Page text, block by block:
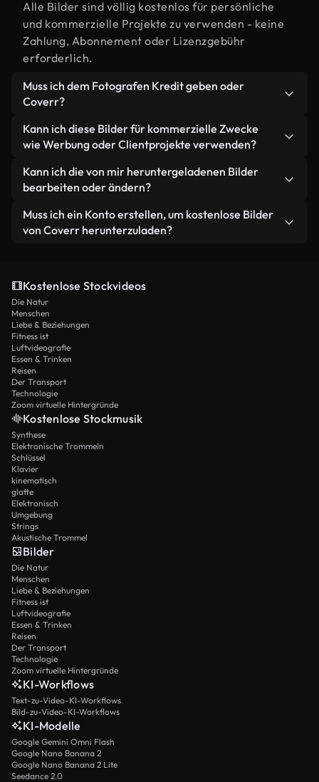
Alle Bilder sind völlig kostenlos für persönliche
und kommerzielle Projekte zu verwenden - keine
Zahlung, Abonnement oder Lizenzgebühr
erforderlich.
Muss ich dem Fotografen Kredit geben oder
Coverr?
Zuweisung ist nicht erforderlich, aber wir schätzen
es immer, wenn Sie sich für den Schöpfer oder
Kann ich diese Bilder für kommerzielle Zwecke
wie Werbung oder Clientprojekte verwenden?
Unsere kostenlosen Stock-Bilder sind für den
kommerziellen Gebrauch freigegeben, so dass Sie
Media-Posts und mehr aufnehmen können.
Kann ich die von mir heruntergeladenen Bilder
bearbeiten oder ändern?
Ja, Sie können Bilder zuschneiden, filtern, Text
hinzufügen oder anderweitig bearbeiten, um zu
Muss ich ein Konto erstellen, um kostenlose Bilder
von Coverr herunterzuladen?
Kostenlose Stockvideos
Die Natur
Menschen
Liebe & Beziehungen
Fitness ist
Luftvideografie
Essen & Trinken
Reisen
Der Transport
Technologie
Zoom virtuelle Hintergründe
Kostenlose Stockmusik
Synthese
Elektronische Trommeln
Schlüssel
Klavier
kinematisch
glatte
Elektronisch
Umgebung
Strings
Akustische Trommel
Bilder
Die Natur
Menschen
Liebe & Beziehungen
Fitness ist
Luftvideografie
Essen & Trinken
Reisen
Der Transport
Technologie
Zoom virtuelle Hintergründe
KI-Workflows
Text-zu-Video-KI-Workflows
Bild-zu-Video-KI-Workflows
KI-Modelle
Google Gemini Omni Flash
Google Nano Banana 2
Google Nano Banana 2 Lite
Seedance 2.0